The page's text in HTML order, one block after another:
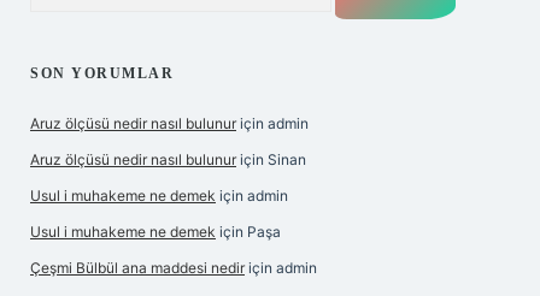
SON YORUMLAR
Aruz ölçüsü nedir nasıl bulunur için admin
Aruz ölçüsü nedir nasıl bulunur için Sinan
Usul i muhakeme ne demek için admin
Usul i muhakeme ne demek için Paşa
Çeşmi Bülbül ana maddesi nedir için admin